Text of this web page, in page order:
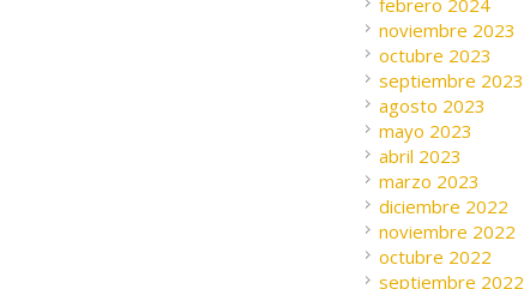
febrero 2024
noviembre 2023
octubre 2023
septiembre 2023
agosto 2023
mayo 2023
abril 2023
marzo 2023
diciembre 2022
noviembre 2022
octubre 2022
septiembre 2022